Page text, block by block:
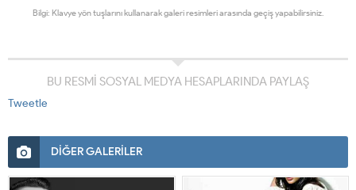
Bilgi: Klavye yön tuşlarını kullanarak galeri resimleri arasında geçiş yapabilirsiniz.
BU RESMİ SOSYAL MEDYA HESAPLARINDA PAYLAŞ
Tweetle
DİĞER GALERİLER